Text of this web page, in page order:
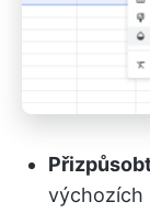
výchozích